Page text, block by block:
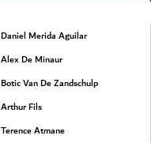
Daniel Merida Aguilar
Alex De Minaur
Botic Van De Zandschulp
Arthur Fils
Terence Atmane